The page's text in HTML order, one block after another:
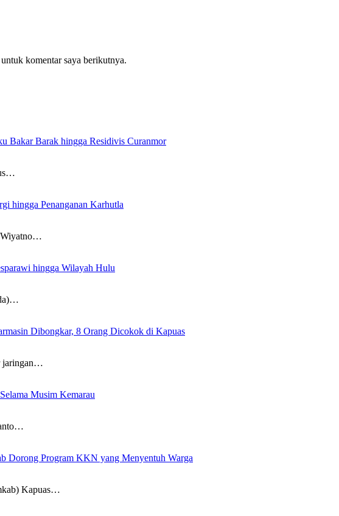
komentar saya berikutnya.
Bakar Barak hingga Residivis Curanmor
hingga Penanganan Karhutla
Wiyatno…
hingga Wilayah Hulu
Dibongkar, 8 Orang Dicokok di Kapuas
jaringan…
Musim Kemarau
Dorong Program KKN yang Menyentuh Warga
Kapuas…